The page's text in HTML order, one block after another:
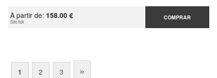
A partir de: 158.00 €
SIN IVA
COMPRAR
1 2 3 »